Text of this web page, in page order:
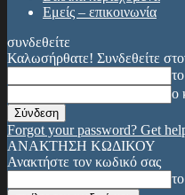
Εμείς – επικοινωνία
συνδεθείτε
Καλωσήρθατε! Συνδεθείτε
ο
Forgot your password? Get
ΑΝΑΚΤΗΣΗ ΚΩΔΙΚΟΥ
Ανακτήστε τον κωδικό σας